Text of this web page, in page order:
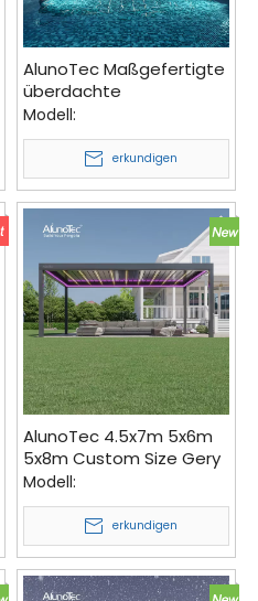
AlunoTec Maßgefertigte
überdachte
Terrassenbauer
Aluminium-Pergola mit
verstellbaren Lamellen
Modell:
erkundigen
AlunoTec 4.5x7m 5x6m
5x8m Custom Size Gery
Weiß Freistehende
Aluminium Pergola Preise
Modell:
erkundigen